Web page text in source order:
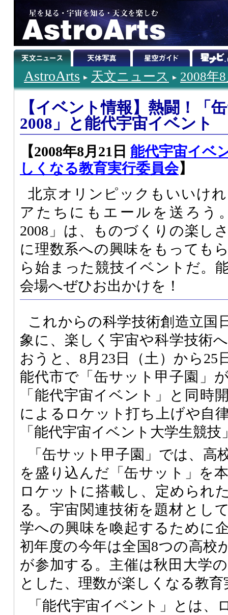
AstroArts 天文ニュース 2008年
【イベント情報】熱闘！「
2008」と能代宇宙イベント
【2008年8月21日 能代宇宙イベ
しくなる教育実行委員会】
北京オリンピックもいいけ
アたちにもエールを送ろう
2008」は、ものづくりの楽し
に理数系への興味をもっても
ら始まった競技イベントだ。
会場へぜひお出かけを！
これからの科学技術創造立国
象に、楽しく宇宙や科学技術
おうと、8月23日（土）から25
能代市で「缶サット甲子園」
「能代宇宙イベント」と同時
によるロケット打ち上げや自
「能代宇宙イベント大学生競
「缶サット甲子園」では、高
を盛り込んだ「缶サット」を
ロケットに搭載し、定められ
る。宇宙関連技術を題材とし
学への興味を喚起するために
初年度の今年は全国8つの高校
が参加する。主催は秋田大学
とした、理数が楽しくなる教育
「能代宇宙イベント」とは、